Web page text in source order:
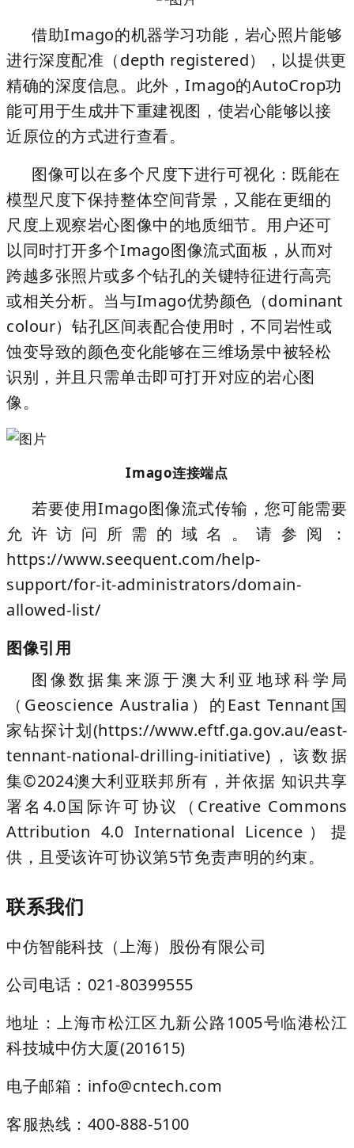
借助Imago的机器学习功能，岩心照片能够
进行深度配准（depth registered）
，以提供更
精确的深度信息。此外，Imago的AutoCrop功
能可用于生成井下重建视图 ，使岩心能够以接
近原位的方式进行查看。
图像可以在多个尺度下进行可视化：既能在
模型尺度下保持整体空间背景，又能在更细的
尺度上观察岩心图像中的地质细节。用户还可
以同时打开多个Imago图像流式面板，从而对
跨越多张照片或多个钻孔的关键特征进行高亮
或相关分析。当与Imago优势颜色（dominant
colour）钻孔区间表配合使用时，不同岩性或
蚀变导致的颜色变化能够在三维场景中被轻松
识别，并且只需单击即可打开对应的岩心图
像。
Imago连接端点
若要使用Imago图像流式传输，您可能需要
允许访问所需的域名。请参阅：
https://www.seequent.com/help-
support/for-it-administrators/domain-
allowed-list/
图像引用
图像数据集来源于澳大利亚地球科学局
（Geoscience Australia）的East Tennant国
家钻探计划(https://www.eftf.ga.gov.au/east-
tennant-national-drilling-initiative)，该数据
集©2024澳大利亚联邦所有，并依据 知识共享
署名4.0国际许可协议（Creative Commons
Attribution 4.0 International Licence）提
供，且受该许可协议第5节免责声明的约束。
联系我们
中仿智能科技（上海）股份有限公司
公司电话：021-80399555
地址：上海市松江区九新公路1005号临港松江
科技城中仿大厦(201615)
电子邮箱：info@cntech.com
客服热线：400-888-5100